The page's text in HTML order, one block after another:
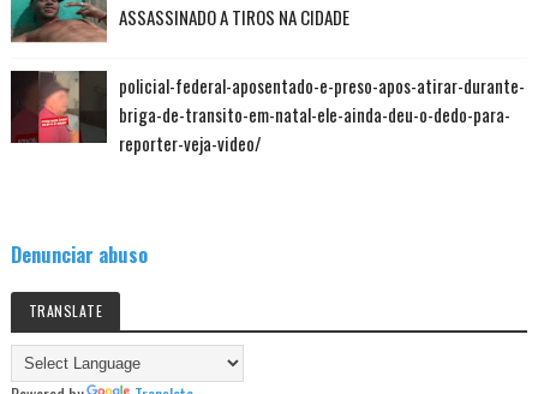
ASSASSINADO A TIROS NA CIDADE
policial-federal-aposentado-e-preso-apos-atirar-durante-
briga-de-transito-em-natal-ele-ainda-deu-o-dedo-para-
reporter-veja-video/
Denunciar abuso
TRANSLATE